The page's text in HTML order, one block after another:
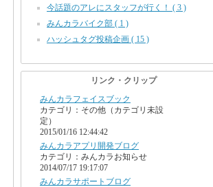
今話題のアレにスタッフが行く！ ( 3 )
みんカラバイク部 ( 1 )
ハッシュタグ投稿企画 ( 15 )
リンク・クリップ
みんカラフェイスブック
カテゴリ：その他（カテゴリ未設
定）
2015/01/16 12:44:42
みんカラアプリ開発ブログ
カテゴリ：みんカラお知らせ
2014/07/17 19:17:07
みんカラサポートブログ